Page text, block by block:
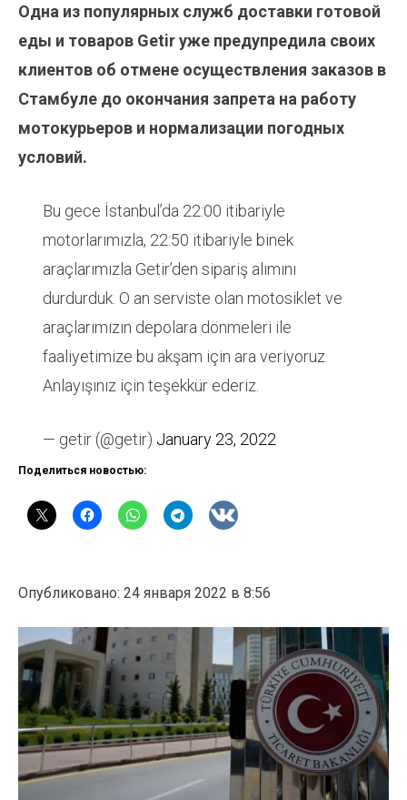
Одна из популярных служб доставки готовой
еды и товаров Getir уже предупредила своих
клиентов об отмене осуществления заказов в
Стамбуле до окончания запрета на работу
мотокурьеров и нормализации погодных
условий.
Bu gece İstanbul’da 22:00 itibariyle
motorlarımızla, 22:50 itibariyle binek
araçlarımızla Getir’den sipariş alımını
durdurduk. O an serviste olan motosiklet ve
araçlarımızın depolara dönmeleri ile
faaliyetimize bu akşam için ara veriyoruz.
Anlayışınız için teşekkür ederiz.
— getir (@getir) January 23, 2022
Поделиться новостью:
Опубликовано: 24 января 2022 в 8:56